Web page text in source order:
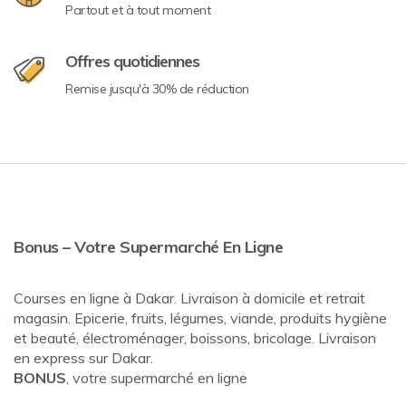
Partout et à tout moment
Offres quotidiennes
Remise jusqu'à 30% de réduction
Bonus – Votre Supermarché En Ligne
Courses en ligne à Dakar. Livraison à domicile et retrait
magasin. Epicerie, fruits, légumes, viande, produits hygiène
et beauté, électroménager, boissons, bricolage. Livraison
en express sur Dakar.
BONUS, votre supermarché en ligne